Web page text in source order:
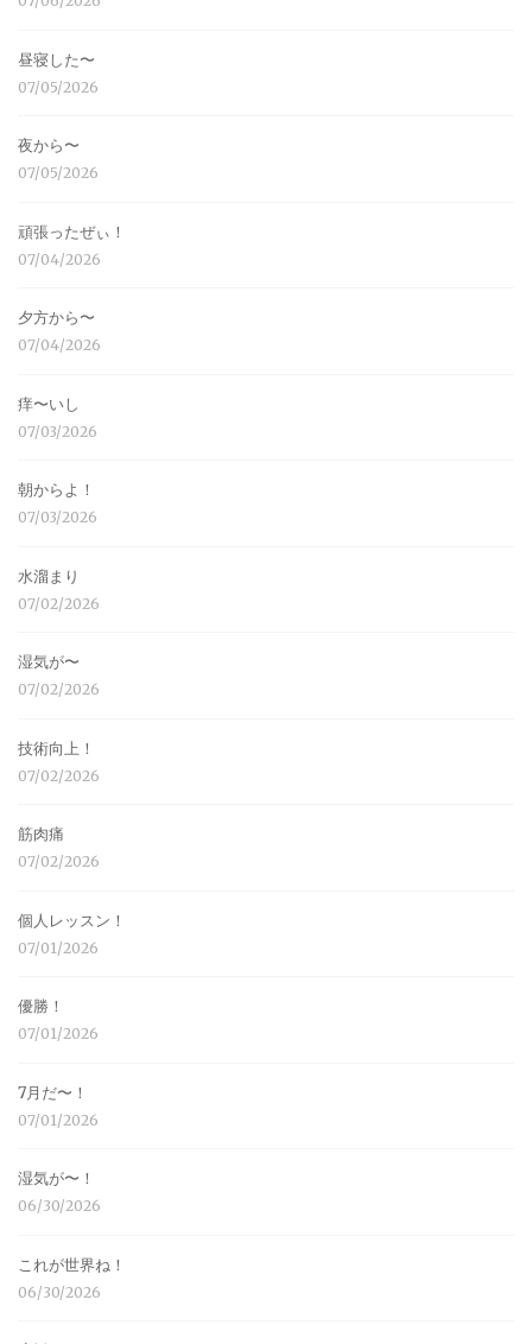
昼寝した〜
07/05/2026
夜から〜
07/05/2026
頑張ったぜぃ！
07/04/2026
夕方から〜
07/04/2026
痒〜いし
07/03/2026
朝からよ！
07/03/2026
水溜まり
07/02/2026
湿気が〜
07/02/2026
技術向上！
07/02/2026
筋肉痛
07/02/2026
個人レッスン！
07/01/2026
優勝！
07/01/2026
7月だ〜！
07/01/2026
湿気が〜！
06/30/2026
これが世界ね！
06/30/2026